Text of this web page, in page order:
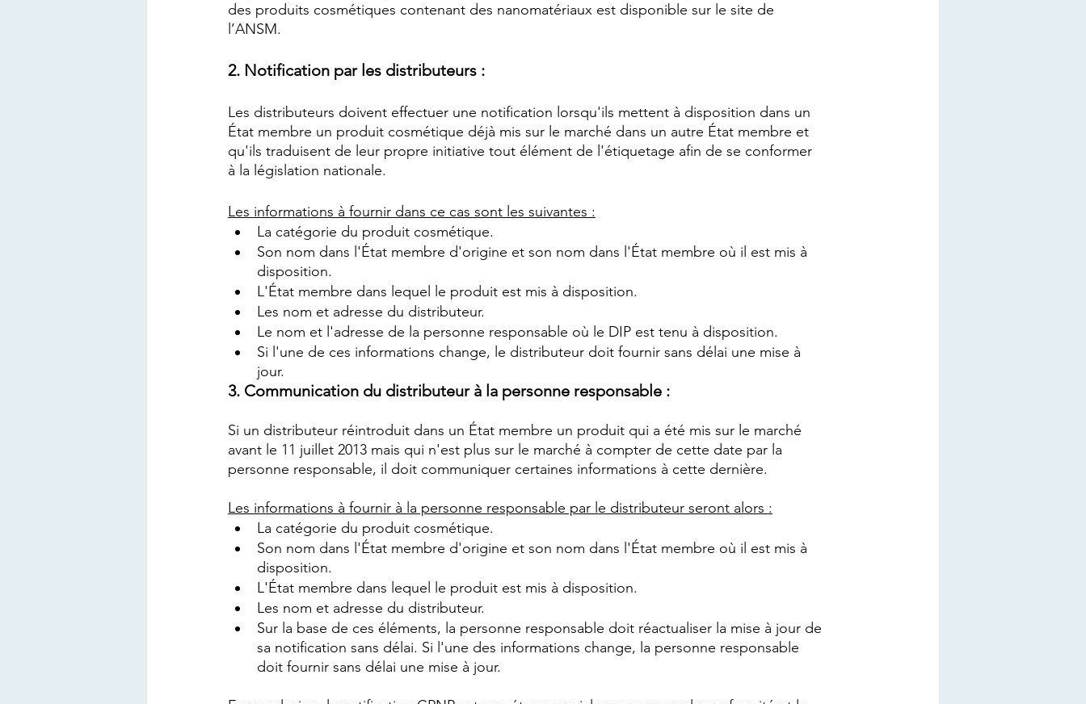
des produits cosmétiques contenant des nanomatériaux est disponible sur le site de
l’ANSM.
2. Notification par les distributeurs :
Les distributeurs doivent effectuer une notification lorsqu'ils mettent à disposition dans un
État membre un produit cosmétique déjà mis sur le marché dans un autre État membre et
qu'ils traduisent de leur propre initiative tout élément de l'étiquetage afin de se conformer
à la législation nationale.
Les informations à fournir dans ce cas sont les suivantes :
La catégorie du produit cosmétique.
Son nom dans l'État membre d'origine et son nom dans l'État membre où il est mis à
disposition.
L'État membre dans lequel le produit est mis à disposition.
Les nom et adresse du distributeur.
Le nom et l'adresse de la personne responsable où le DIP est tenu à disposition.
Si l'une de ces informations change, le distributeur doit fournir sans délai une mise à
jour.
3. Communication du distributeur à la personne responsable :
Si un distributeur réintroduit dans un État membre un produit qui a été mis sur le marché
avant le 11 juillet 2013 mais qui n'est plus sur le marché à compter de cette date par la
personne responsable, il doit communiquer certaines informations à cette dernière.
Les informations à fournir à la personne responsable par le distributeur seront alors :
La catégorie du produit cosmétique.
Son nom dans l'État membre d'origine et son nom dans l'État membre où il est mis à
disposition.
L'État membre dans lequel le produit est mis à disposition.
Les nom et adresse du distributeur.
Sur la base de ces éléments, la personne responsable doit réactualiser la mise à jour de
sa notification sans délai. Si l'une des informations change, la personne responsable
doit fournir sans délai une mise à jour.